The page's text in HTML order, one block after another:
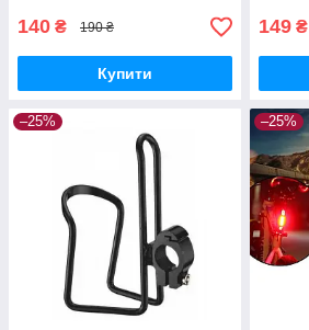
140 ₴ 190 ₴
Купити
149 ₴
–25% –25%